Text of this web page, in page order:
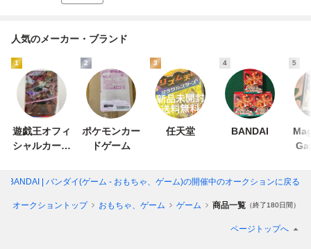
人気のメーカー・ブランド
1
遊戯王オフィ
シャルカード
ズ
2
ポケモンカー
ドゲーム
3
任天堂
4
BANDAI
5
BANDAI | バンダイ(ゲーム - おもちゃ、ゲーム)の開催中のオークションに戻る
オークショントップ おもちゃ、ゲーム ゲーム 商品一覧 （終了180日間）
ページトップへ